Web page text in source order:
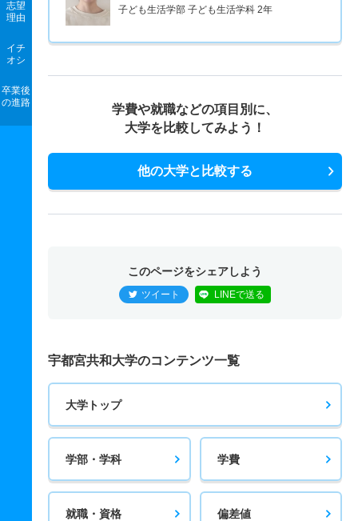
志望
理由
イチ
オシ
卒業後
の進路
子ども生活学部 子ども生活学科 2年
学費や就職などの項目別に、
大学を比較してみよう！
他の大学と比較する
このページをシェアしよう
ツイート LINEで送る
宇都宮共和大学のコンテンツ一覧
大学トップ
学部・学科 学費
就職・資格 偏差値